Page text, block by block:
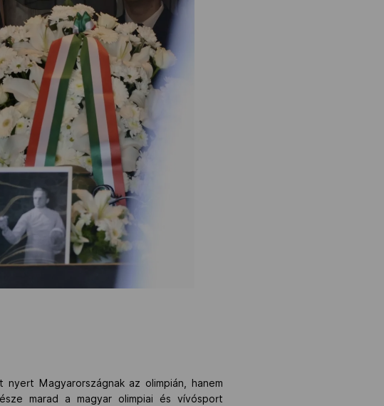
Magyarországnak az olimpián, hanem
marad a magyar olimpiai és vívósport